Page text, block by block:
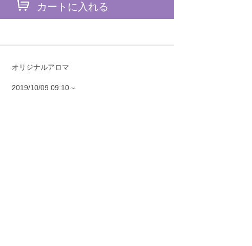
カートに入れる
オリジナルアロマ
2019/10/09 09:10～